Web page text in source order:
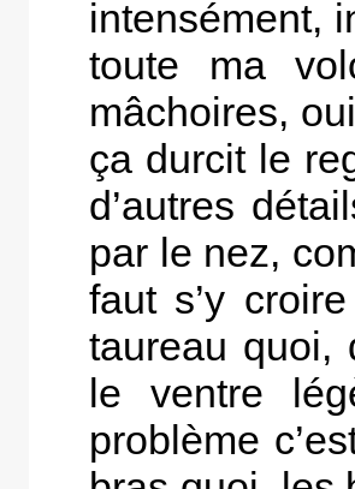
intensément,
toute ma
mâchoires,
ça durcit le
d’autres
par le nez,
faut s’y
taureau quoi,
le ventre
problème